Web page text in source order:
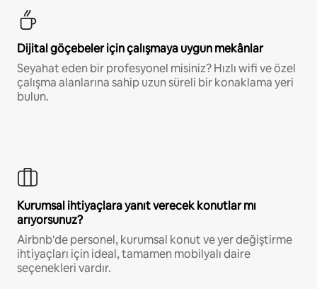
Dijital göçebeler için çalışmaya uygun mekânlar
Seyahat eden bir profesyonel misiniz? Hızlı wifi ve özel
çalışma alanlarına sahip uzun süreli bir konaklama yeri
bulun.
Kurumsal ihtiyaçlara yanıt verecek konutlar mı
arıyorsunuz?
Airbnb'de personel, kurumsal konut ve yer değiştirme
ihtiyaçları için ideal, tamamen mobilyalı daire
seçenekleri vardır.